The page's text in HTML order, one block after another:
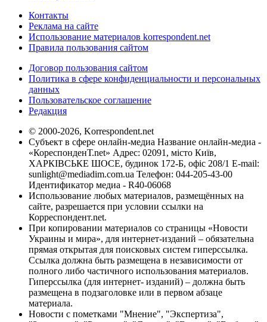
Контакты
Реклама на сайте
Использование материалов korrespondent.net
Правила пользования сайтом
Договор пользования сайтом
Политика в сфере конфиденциальности и персональных
данных
Пользовательское соглашение
Редакция
© 2000-2026, Korrespondent.net
Субъект в сфере онлайн-медиа Название онлайн-медиа -
«КореспонденТ.net» Адрес: 02091, місто Київ,
ХАРКІВСЬКЕ ШОСЕ, будинок 172-Б, офіс 208/1 E-mail:
sunlight@mediadim.com.ua Телефон: 044-205-43-00
Идентификатор медиа - R40-06068
Использование любых материалов, размещённых на
сайте, разрешается при условии ссылки на
Корреспондент.net.
При копировании материалов со страницы «Новости
Украины и мира», для интернет-изданий – обязательна
прямая открытая для поисковых систем гиперссылка.
Ссылка должна быть размещена в независимости от
полного либо частичного использования материалов.
Гиперссылка (для интернет- изданий) – должна быть
размещена в подзаголовке или в первом абзаце
материала.
Новости с пометками "Мнение", "Экспертиза",